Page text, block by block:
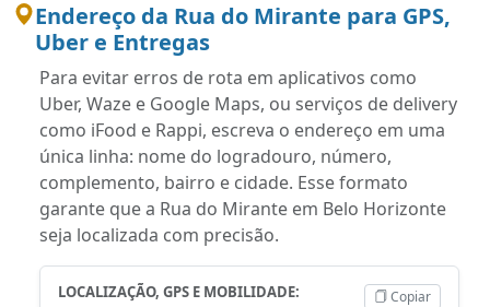
Endereço da Rua do Mirante para GPS,
Uber e Entregas
Para evitar erros de rota em aplicativos como
Uber, Waze e Google Maps, ou serviços de delivery
como iFood e Rappi, escreva o endereço em uma
única linha: nome do logradouro, número,
complemento, bairro e cidade. Esse formato
garante que a Rua do Mirante em Belo Horizonte
seja localizada com precisão.
LOCALIZAÇÃO, GPS E MOBILIDADE: Copiar